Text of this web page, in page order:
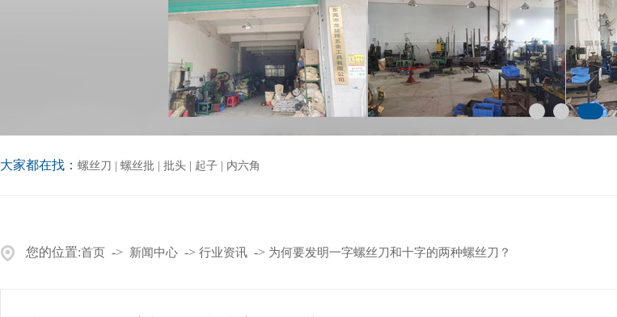
大家都在找： 螺丝刀 螺丝批 批头 起子 内六角
您的位置:首页 -> 新闻中心 -> 行业资讯 -> 为何要发明一字螺丝刀和十字的两种螺丝刀？